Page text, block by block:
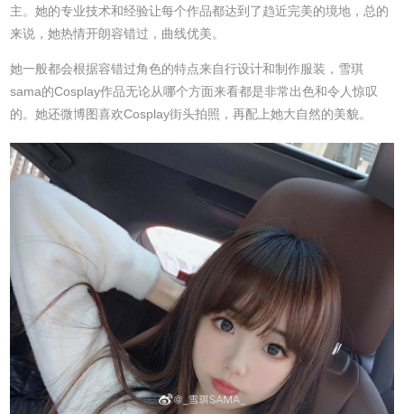
主。她的专业技术和经验让每个作品都达到了趋近完美的境地，总的
来说，她热情开朗容错过，曲线优美。
她一般都会根据容错过角色的特点来自行设计和制作服装，雪琪
sama的Cosplay作品无论从哪个方面来看都是非常出色和令人惊叹
的。她还微博图喜欢Cosplay街头拍照，再配上她大自然的美貌。